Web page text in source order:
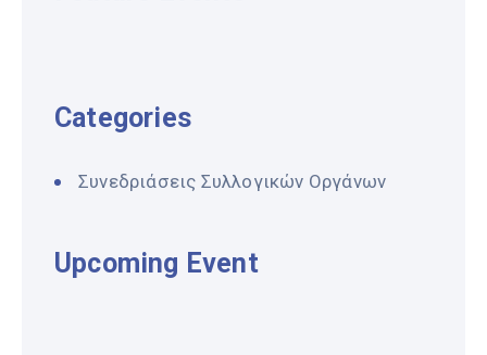
Categories
Συνεδριάσεις Συλλογικών Οργάνων
Upcoming Event